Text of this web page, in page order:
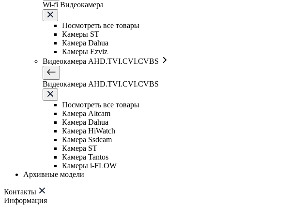
Wi-fi Видеокамера
Посмотреть все товары
Камеры ST
Камера Dahua
Камеры Ezviz
Видеокамера AHD.TVI.CVI.CVBS
Видеокамера AHD.TVI.CVI.CVBS
Посмотреть все товары
Камера Altcam
Камера Dahua
Камера HiWatch
Камера Ssdcam
Камера ST
Камера Tantos
Камеры i-FLOW
Архивные модели
Контакты
Информация